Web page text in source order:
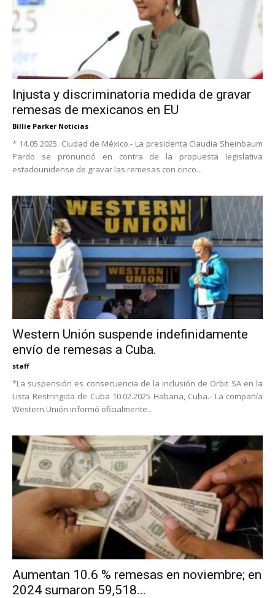
Injusta y discriminatoria medida de gravar
remesas de mexicanos en EU
Billie Parker Noticias
* 14.05.2025. Ciudad de México.- La presidenta Claudia Sheinbaum
Pardo se pronunció en contra de la propuesta legislativa
estadounidense de gravar las remesas con cinco...
Western Unión suspende indefinidamente
envío de remesas a Cuba.
staff
*La suspensión es consecuencia de la inclusión de Orbit SA en la
Lista Restringida de Cuba 10.02.2025 Habana, Cuba.- La compañía
Western Unión informó oficialmente...
Aumentan 10.6 % remesas en noviembre; en
2024 sumaron 59,518...